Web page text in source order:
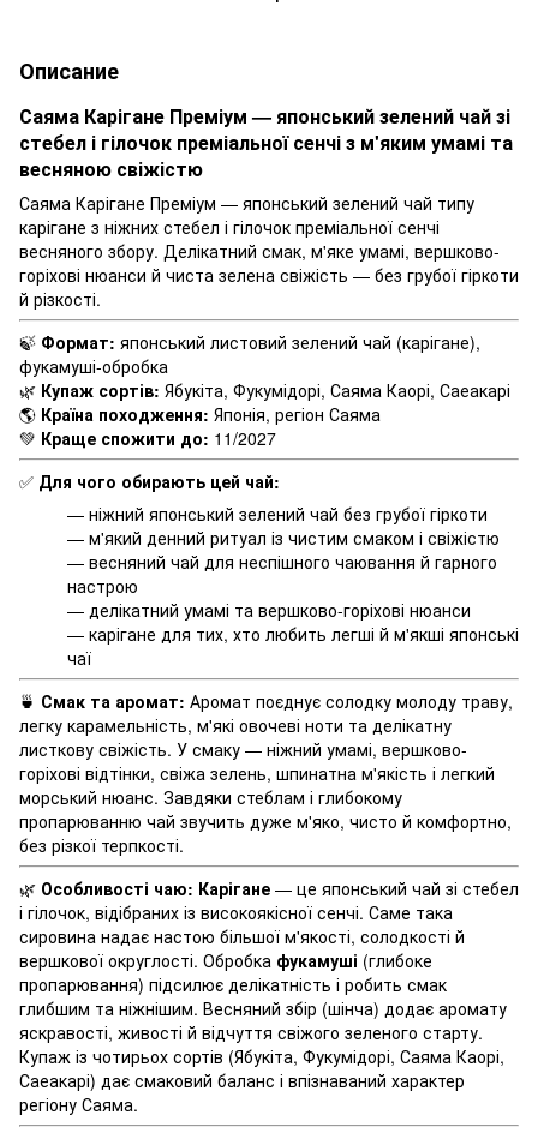
Описание
Саяма Карігане Преміум — японський зелений чай зі
стебел і гілочок преміальної сенчі з м'яким умамі та
весняною свіжістю
Саяма Карігане Преміум — японський зелений чай типу
карігане з ніжних стебел і гілочок преміальної сенчі
весняного збору. Делікатний смак, м'яке умамі, вершково-
горіхові нюанси й чиста зелена свіжість — без грубої гіркоти
й різкості.
🍃 Формат: японський листовий зелений чай (карігане),
фукамуші-обробка
🌿 Купаж сортів: Ябукіта, Фукумідорі, Саяма Каорі, Саеакарі
🌎 Країна походження: Японія, регіон Саяма
💚 Краще спожити до: 11/2027
✅ Для чого обирають цей чай:
— ніжний японський зелений чай без грубої гіркоти
— м'який денний ритуал із чистим смаком і свіжістю
— весняний чай для неспішного чаювання й гарного
настрою
— делікатний умамі та вершково-горіхові нюанси
— карігане для тих, хто любить легші й м'якші японські
чаї
🍵 Смак та аромат: Аромат поєднує солодку молоду траву,
легку карамельність, м'які овочеві ноти та делікатну
листкову свіжість. У смаку — ніжний умамі, вершково-
горіхові відтінки, свіжа зелень, шпинатна м'якість і легкий
морський нюанс. Завдяки стеблам і глибокому
пропарюванню чай звучить дуже м'яко, чисто й комфортно,
без різкої терпкості.
🌿 Особливості чаю: Карігане — це японський чай зі стебел
і гілочок, відібраних із високоякісної сенчі. Саме така
сировина надає настою більшої м'якості, солодкості й
вершкової округлості. Обробка фукамуші (глибоке
пропарювання) підсилює делікатність і робить смак
глибшим та ніжнішим. Весняний збір (шінча) додає аромату
яскравості, живості й відчуття свіжого зеленого старту.
Купаж із чотирьох сортів (Ябукіта, Фукумідорі, Саяма Каорі,
Саеакарі) дає смаковий баланс і впізнаваний характер
регіону Саяма.